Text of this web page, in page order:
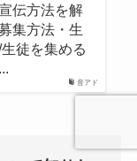
音アド
伝方法を解
集方法・生
徒を集める